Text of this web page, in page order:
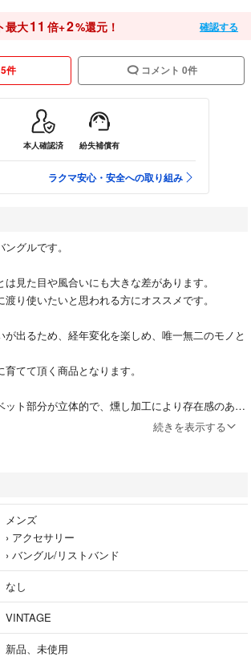
最大11 倍+2%還元！ 確認する
件 コメント 0件
本人確認済 紛失補償有
ラクマ安心・安全への取り組み
グルです。
見た目や風合いにも大きな差があります。
り使いたいと思われる方にオススメです。
が出るため、経年変化を楽しめ、唯一無二のモノと
てて頂く商品となります。
ット部分が立体的で、燻し加工により存在感のある
のこないデザインですので是非、長期のご使用でご
経年変化をお楽しみ下さい。
ように重ね付けもオススメです。本商品はシンプル
せてご使用頂けます。
商品は当方で出品中ですので、併せてご検討下さ
りのお値下げが可能です。詳しくはプロフィール
続きを表示する
メンズ
› アクセサリー
› バングル/リストバンド
なし
VINTAGE
新品、未使用